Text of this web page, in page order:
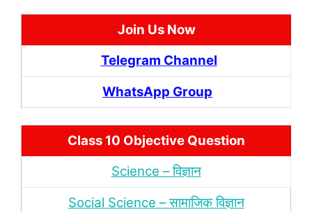
Join Us Now
Telegram Channel
WhatsApp Group
Class 10 Objective Question
Science – विज्ञान
Social Science – सामाजिक विज्ञान